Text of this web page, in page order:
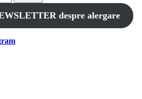
despre alergare